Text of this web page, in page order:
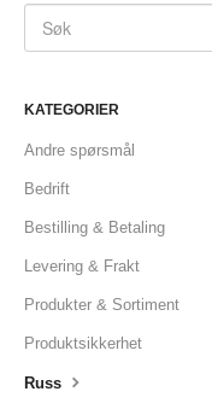
KATEGORIER
Andre spørsmål
Bedrift
Bestilling & Betaling
Levering & Frakt
Produkter & Sortiment
Produktsikkerhet
Russ